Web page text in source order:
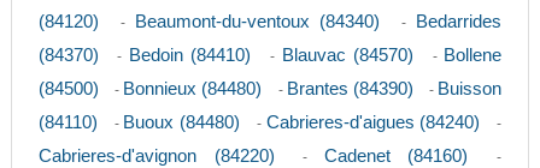
(84120)
- Beaumont-du-ventoux (84340) -
Bedarrides
(84370)
- Bedoin (84410) - Blauvac (84570) - Bollene
(84500)
- Bonnieux (84480) - Brantes (84390) - Buisson
(84110)
- Buoux (84480) - Cabrieres-d'aigues (84240) -
Cabrieres-d'avignon (84220) - Cadenet (84160) -